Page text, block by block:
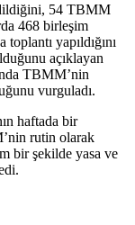
54 TBMM
468 birleşim
yapıldığını
açıklayan
TBMM’nin
vurguladı.
haftada bir
rutin olarak
bir şekilde yasa ve